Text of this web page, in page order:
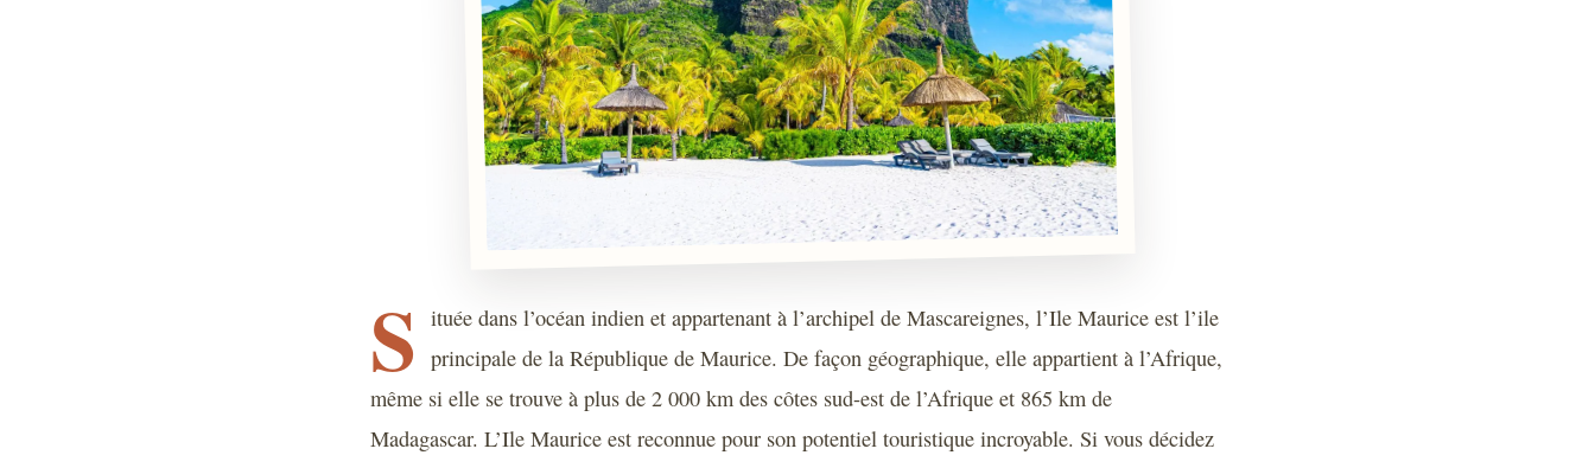
S
ituée dans l’océan indien et appartenant à l’archipel de Mascareignes, l’Ile Maurice est l’ile
principale de la République de Maurice. De façon géographique, elle appartient à l’Afrique,
même si elle se trouve à plus de 2 000 km des côtes sud-est de l’Afrique et 865 km de
Madagascar. L’Ile Maurice est reconnue pour son potentiel touristique incroyable. Si vous décidez